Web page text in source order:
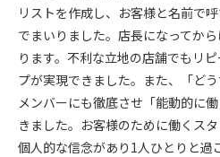
リストを作成し、お客様と名前で
でまいりました。店長になってか
ります。不利な立地の店舗でもリ
プが実現できました。また、「ど
メンバーにも徹底させ「能動的に
きました。お客様のために働くス
個人的な信念があり1人ひとりと過